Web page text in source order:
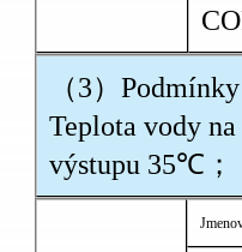
（3）
Teplota vody
výstupu 35℃；